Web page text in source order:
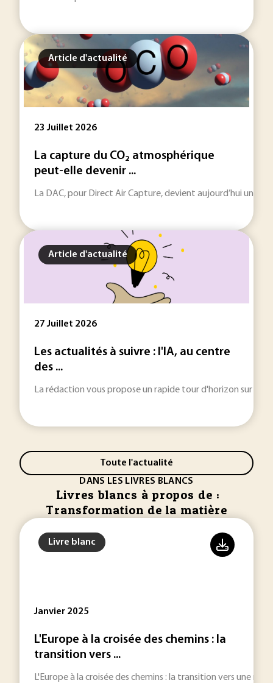
Article d'actualité
23 Juillet 2026
La capture du CO₂ atmosphérique
peut-elle devenir ...
La DAC, pour Direct Air Capture, devient aujourd’hui une
Article d'actualité
27 Juillet 2026
Les actualités à suivre : l'IA, au centre
des ...
La rédaction vous propose un rapide tour d'horizon sur les
Toute l'actualité
DANS LES LIVRES BLANCS
Livres blancs à propos de :
Transformation de la matière
Livre blanc
Janvier 2025
L'Europe à la croisée des chemins : la
transition vers ...
L'Europe à la croisée des chemins : la transition vers une